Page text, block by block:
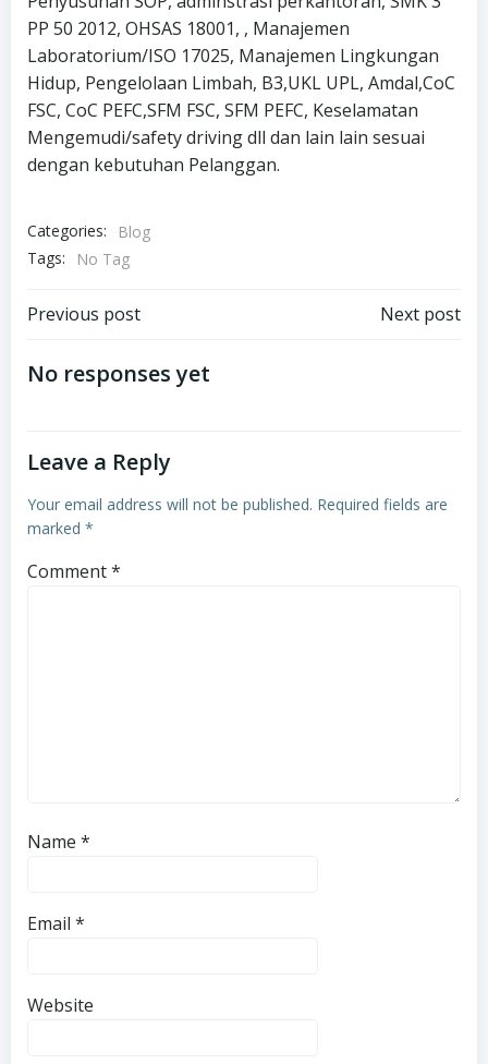
PP 50 2012, OHSAS 18001, , Manajemen
Laboratorium/ISO 17025, Manajemen Lingkungan
Hidup, Pengelolaan Limbah, B3,UKL UPL, Amdal,CoC
FSC, CoC PEFC,SFM FSC, SFM PEFC, Keselamatan
Mengemudi/safety driving dll dan lain lain sesuai
dengan kebutuhan Pelanggan.
Categories:
Blog
Tags:
No Tag
Post
navigation
Previous post Next post
No responses yet
Leave a Reply
Your email address will not be published. Required fields are
marked *
Comment*
Name *
Email *
Website